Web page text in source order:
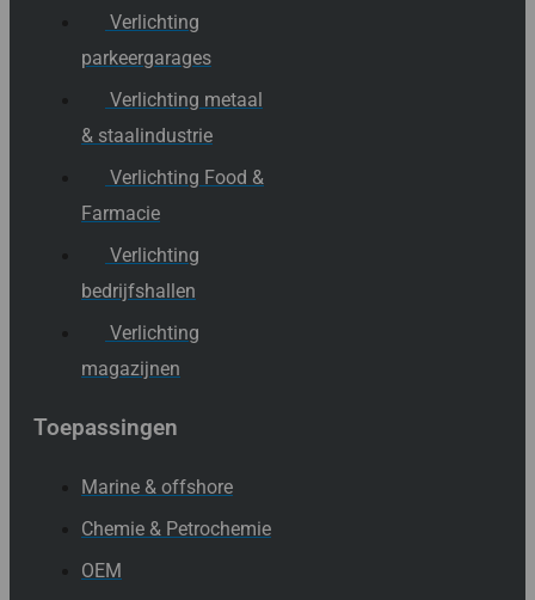
Verlichting
parkeergarages
Verlichting metaal
& staalindustrie
Verlichting Food &
Farmacie
Verlichting
bedrijfshallen
Verlichting
magazijnen
Toepassingen
Marine & offshore
Chemie & Petrochemie
OEM